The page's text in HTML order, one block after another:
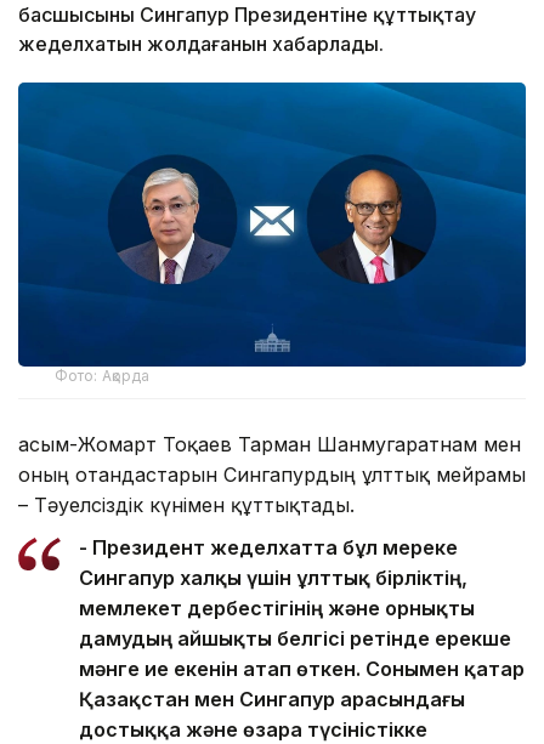
басшысының Сингапур Президентіне құттықтау
жеделхатын жолдағанын хабарлады.
Фото: Ақорда
Қасым-Жомарт Тоқаев Тарман Шанмугаратнам мен
оның отандастарын Сингапурдың ұлттық мейрамы
– Тәуелсіздік күнімен құттықтады.
- Президент жеделхатта бұл мереке
Сингапур халқы үшін ұлттық бірліктің,
мемлекет дербестігінің және орнықты
дамудың айшықты белгісі ретінде ерекше
мәнге ие екенін атап өткен. Сонымен қатар
Қазақстан мен Сингапур арасындағы
достыққа және өзара түсіністікке